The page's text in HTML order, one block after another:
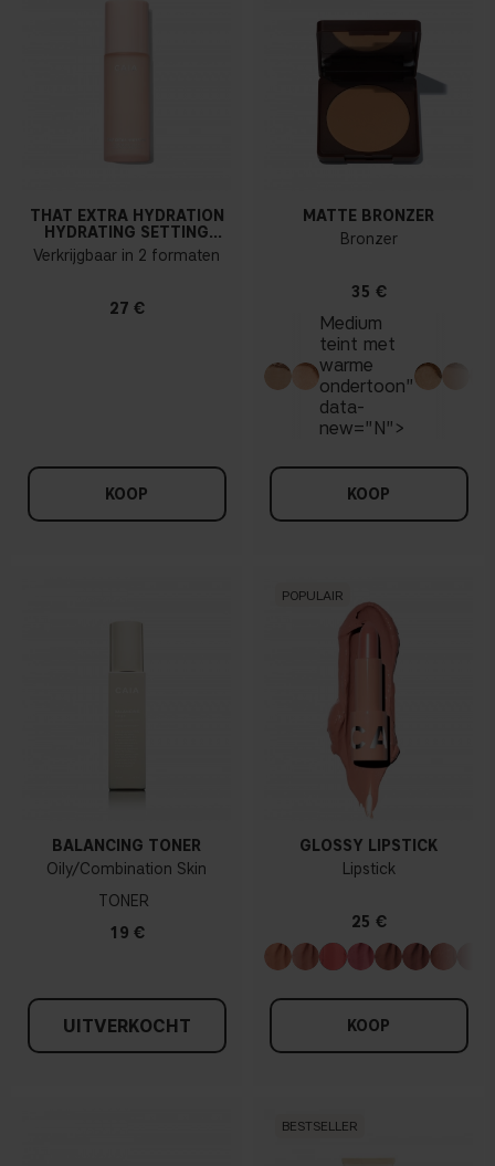
THAT EXTRA HYDRATION
HYDRATING SETTING
SPRAY
Verkrijgbaar in 2 formaten
27 €
KOOP
MATTE BRONZER
Bronzer
35 €
Medium
teint met
warme
ondertoon"
data-
new="N">
KOOP
BALANCING TONER
Oily/Combination Skin
TONER
19 €
UITVERKOCHT
POPULAIR
GLOSSY LIPSTICK
Lipstick
25 €
KOOP
BESTSELLER